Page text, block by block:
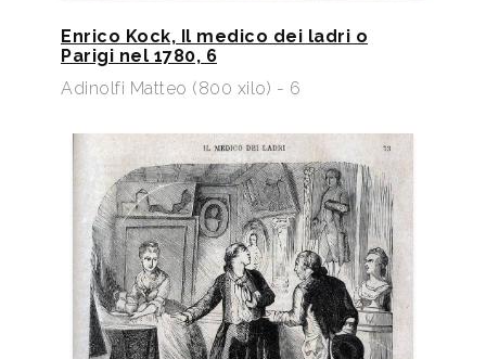
Enrico Kock, Il medico dei ladri o
Parigi nel 1780, 6
Adinolfi Matteo (800 xilo) - 6